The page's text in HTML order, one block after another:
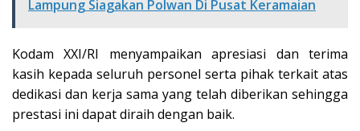
Lampung Siagakan Polwan Di Pusat Keramaian
Kodam XXI/RI menyampaikan apresiasi dan terima
kasih kepada seluruh personel serta pihak terkait atas
dedikasi dan kerja sama yang telah diberikan sehingga
prestasi ini dapat diraih dengan baik.